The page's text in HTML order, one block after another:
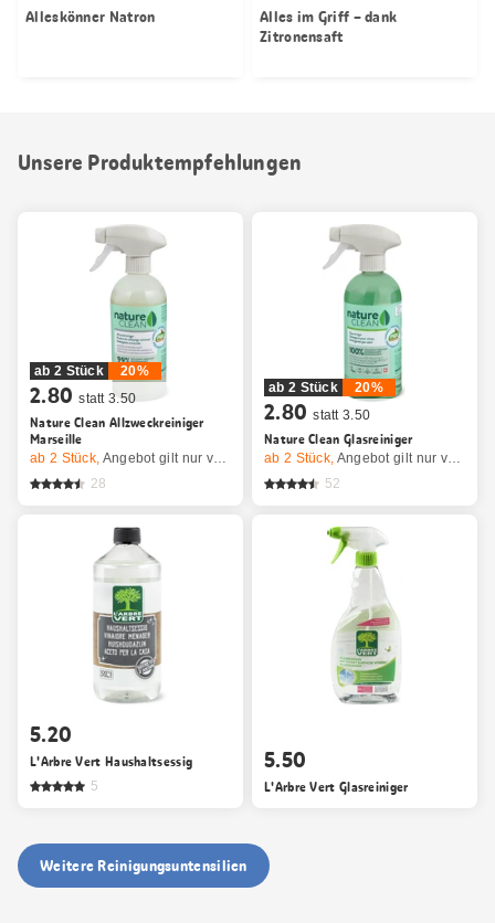
Alleskönner Natron
Alles im Griff – dank
Zitronensaft
Unsere Produktempfehlungen
ab 2 Stück 20%
2.80 statt 3.50
Nature Clean Allzweckreiniger
Marseille
ab 2 Stück, Angebot gilt nur vom 6.8. bis 12.8.2026, solange Vorrat.
28
ab 2 Stück 20%
2.80 statt 3.50
Nature Clean Glasreiniger
ab 2 Stück, Angebot gilt nur vom 6.8. bis 12.8.2026, solange Vorrat.
52
5.20
L'Arbre Vert Haushaltsessig
5
5.50
L'Arbre Vert Glasreiniger
Weitere Reinigungsuntensilien